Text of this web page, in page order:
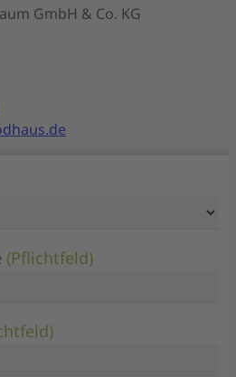
GmbH & Co. KG
(Pflichtfeld)